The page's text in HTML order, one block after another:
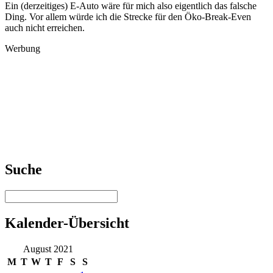
Ein (derzeitiges) E-Auto wäre für mich also eigentlich das falsche
Ding. Vor allem würde ich die Strecke für den Öko-Break-Even
auch nicht erreichen.
Werbung
Suche
Kalender-Übersicht
August 2021
M T W T F S
S